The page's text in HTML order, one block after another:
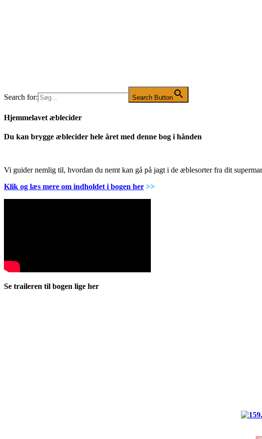
Search for: Search Button
Hjemmelavet æblecider
Du kan brygge æblecider hele året med denne bog i hånden
Vi guider nemlig til, hvordan du nemt kan gå på jagt i de æblesorter fra dit
Klik og læs mere om indholdet i bogen her >>
Se traileren til bogen lige her